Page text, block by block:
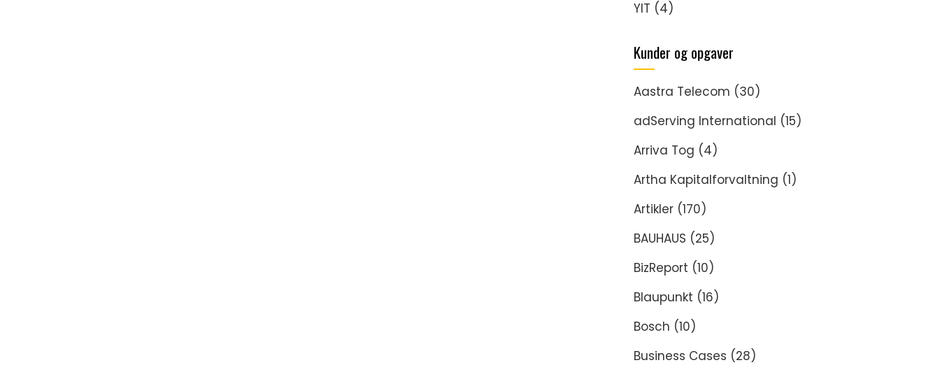
YIT (4)
Kunder og opgaver
Aastra Telecom (30)
adServing International (15)
Arriva Tog (4)
Artha Kapitalforvaltning (1)
Artikler (170)
BAUHAUS (25)
BizReport (10)
Blaupunkt (16)
Bosch (10)
Business Cases (28)